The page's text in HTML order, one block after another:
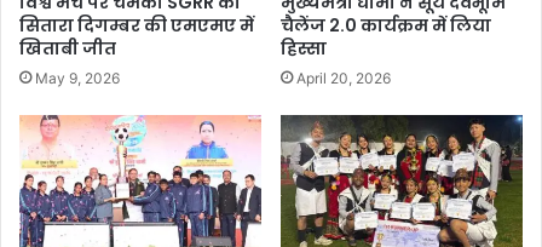
सितारा दिगम्बर की एमएमए में
खिताबी जीत
May 9, 2026
चैलेंज 2.0 कार्यक्रम में लिया
हिस्सा
April 20, 2026